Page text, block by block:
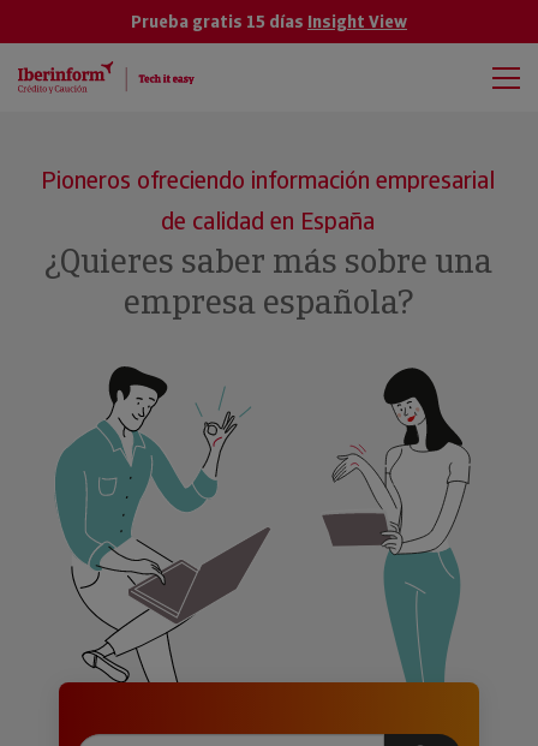
Prueba gratis 15 días Insight View
Pioneros ofreciendo información empresarial
de calidad en España
¿Quieres saber más sobre una
empresa española?